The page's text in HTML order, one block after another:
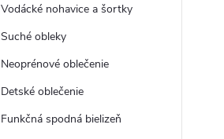
Vodácké nohavice a šortky
Suché obleky
Neoprénové oblečenie
Detské oblečenie
Funkčná spodná bielizeň